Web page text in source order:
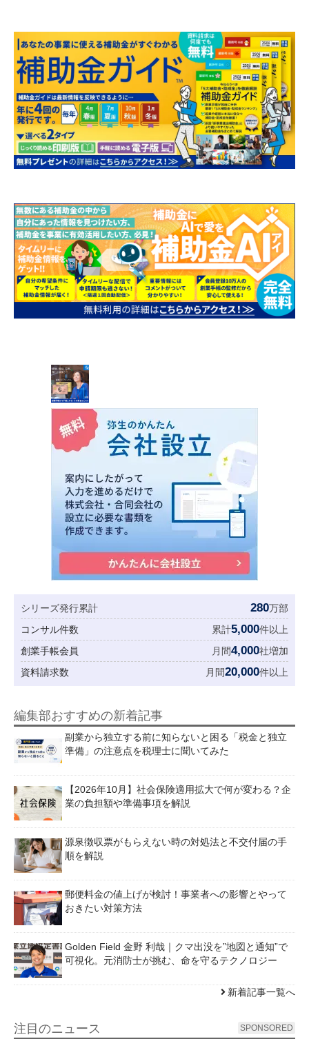
シリーズ発行累計 280万部
コンサル件数
累計5,000件以上
創業手帳会員
月間4,000社増加
資料請求数
月間20,000件以上
編集部おすすめの新着記事
副業から独立する前に知らないと困る「税金と独立
準備」の注意点を税理士に聞いてみた
【2026年10月】社会保険適用拡大で何が変わる？企
業の負担額や準備事項を解説
源泉徴収票がもらえない時の対処法と不交付届の手
順を解説
郵便料金の値上げが検討！事業者への影響とやって
おきたい対策方法
Golden Field 金野 利哉｜クマ出没を”地図と通知”で
可視化。元消防士が挑む、命を守るテクノロジー
新着記事一覧へ
注目のニュース SPONSORED